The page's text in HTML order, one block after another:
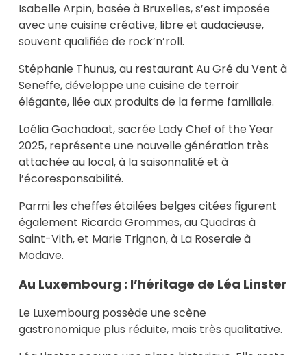
Isabelle Arpin, basée à Bruxelles, s’est imposée
avec une cuisine créative, libre et audacieuse,
souvent qualifiée de rock’n’roll.
Stéphanie Thunus, au restaurant Au Gré du Vent à
Seneffe, développe une cuisine de terroir
élégante, liée aux produits de la ferme familiale.
Loélia Gachadoat, sacrée Lady Chef of the Year
2025, représente une nouvelle génération très
attachée au local, à la saisonnalité et à
l’écoresponsabilité.
Parmi les cheffes étoilées belges citées figurent
également Ricarda Grommes, au Quadras à
Saint-Vith, et Marie Trignon, à La Roseraie à
Modave.
Au Luxembourg : l’héritage de Léa Linster
Le Luxembourg possède une scène
gastronomique plus réduite, mais très qualitative.